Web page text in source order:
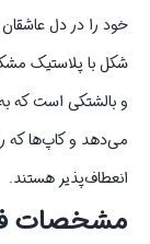
خود را در دل
شکل با پلاستیک
و بالشتکی است که
می‌دهد و کاپ‌ها که
انعطاف‌پذیر هستند.
مشخصات